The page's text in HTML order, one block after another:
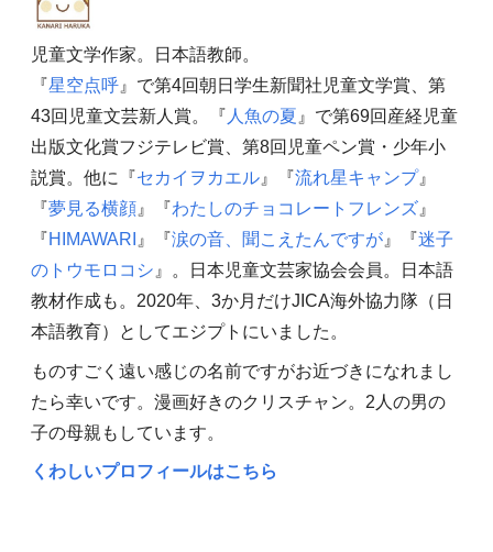
児童文学作家。日本語教師。
『星空点呼』で第4回朝日学生新聞社児童文学賞、第
43回児童文芸新人賞。『 人魚の夏 』で第69回産経児童
出版文化賞フジテレビ賞、第8回児童ペン賞・少年小
説賞。他に『セカイヲカエル』『流れ星キャンプ』
『夢見る横顔』『わたしのチョコレートフレンズ』
『HIMAWARI 』『涙の音、聞こえたんですが』『迷子
のトウモロコシ 』。日本児童文芸家協会会員。日本語
教材作成も。2020年、3か月だけJICA海外協力隊（日
本語教育）としてエジプトにいました。
ものすごく遠い感じの名前ですがお近づきになれまし
たら幸いです。漫画好きのクリスチャン。2人の男の
子の母親もしています。
くわしいプロフィールはこちら